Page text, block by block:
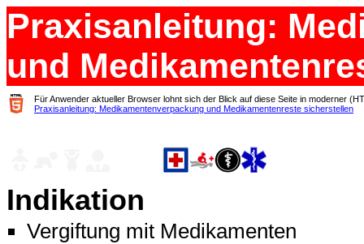
Praxisanleitung:
und
Für Anwender aktueller Browser lohnt sich der Blick auf diese Seite in moderner
Praxisanleitung: Medikamentenverpackung und Medikamentenreste sicherstellen
Indikation
Vergiftung mit Medikamenten